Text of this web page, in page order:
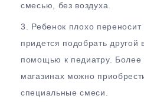
смесью, без воздуха.
Ребенок плохо
придется подобрать другой
помощью к педиатру. Более
магазинах можно
специальные смеси.